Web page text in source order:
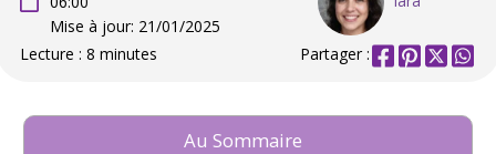
Mise à jour: 21/01/2025
Lecture : 8 minutes Partager :
Au Sommaire